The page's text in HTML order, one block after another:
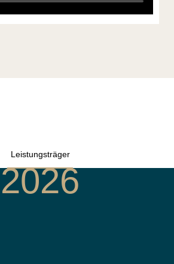
Leistungsträger
2026